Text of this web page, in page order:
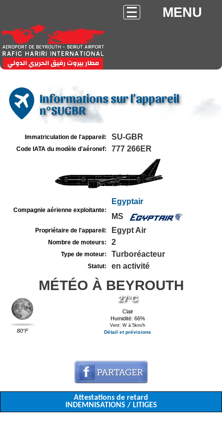
MENU
Informations sur l'appareil
n°SUGBR
Immatriculation de l'appareil: SU-GBR
Code IATA du modèle d'aéronef: 777 266ER
Compagnie aérienne exploitante:
Egyptair
MS
Propriétaire de l'appareil: Egypt Air
Nombre de moteurs: 2
Type de moteur: Turboréacteur
Statut: en activité
MÉTÉO À BEYROUTH
80°F
27°C
Clair
Humidité: 66%
Vent: W à 5km/h
Détail et prévisions
Attestations de retard
INDEMNISATIONS / LITIGES